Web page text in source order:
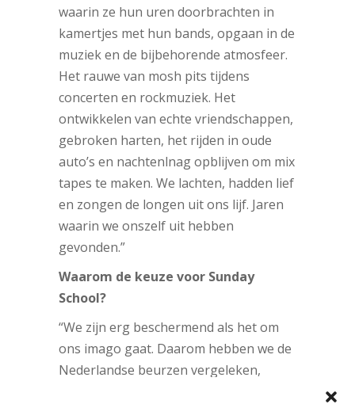
waarin ze hun uren doorbrachten in
kamertjes met hun bands, opgaan in de
muziek en de bijbehorende atmosfeer.
Het rauwe van mosh pits tijdens
concerten en rockmuziek. Het
ontwikkelen van echte vriendschappen,
gebroken harten, het rijden in oude
auto’s en nachtenlnag opblijven om mix
tapes te maken. We lachten, hadden lief
en zongen de longen uit ons lijf. Jaren
waarin we onszelf uit hebben
gevonden.”
Waarom de keuze voor Sunday
School?
“We zijn erg beschermend als het om
ons imago gaat. Daarom hebben we de
Nederlandse beurzen vergeleken,